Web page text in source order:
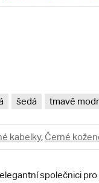
šedá tmavě
kabelky,Černé
společnici